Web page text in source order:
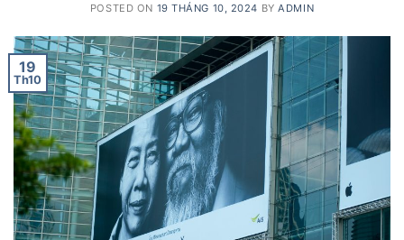
POSTED ON 19 THÁNG 10, 2024 BYADMIN
19
Th10